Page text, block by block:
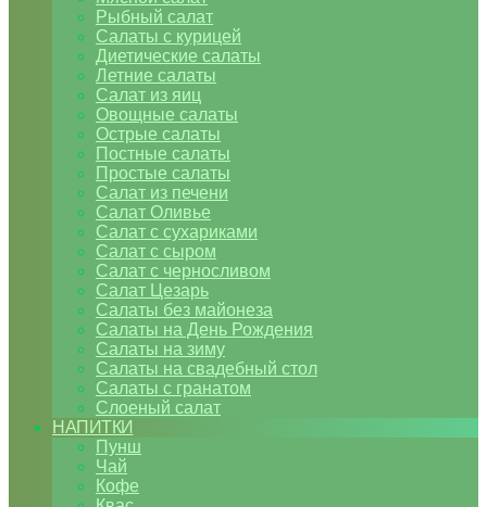
Рыбный салат
Салаты с курицей
Диетические салаты
Летние салаты
Салат из яиц
Овощные салаты
Острые салаты
Постные салаты
Простые салаты
Салат из печени
Салат Оливье
Салат с сухариками
Салат с сыром
Салат с черносливом
Салат Цезарь
Салаты без майонеза
Салаты на День Рождения
Салаты на зиму
Салаты на свадебный стол
Салаты с гранатом
Слоеный салат
НАПИТКИ
Пунш
Чай
Кофе